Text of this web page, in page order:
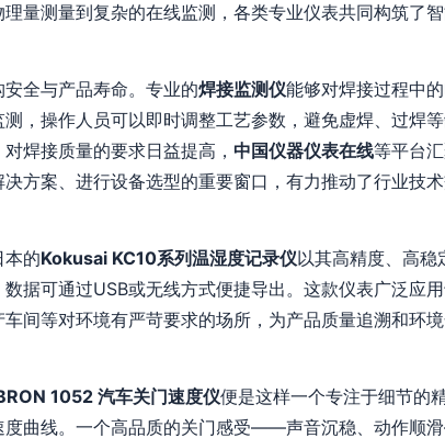
量测量到复杂的在线监测，各类专业仪表共同构筑了智
全与产品寿命。专业的焊接监测仪能够对焊接过程中的
，操作人员可以即时调整工艺参数，避免虚焊、过焊等
焊接质量的要求日益提高， 中国仪器仪表在线等平台
方案、进行设备选型的重要窗口，有力推动了行业技
本的Kokusai KC10系列温湿度记录仪以其高精度、高稳
据可通过USB或无线方式便捷导出。这款仪表广泛应
间等对环境有严苛要求的场所，为产品质量追溯和环
1052 汽车关门速度仪便是这样一个专注于细节的
度曲线。一个高品质的关门感受——声音沉稳、动作顺